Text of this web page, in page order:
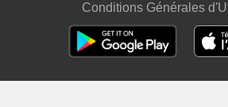
Conditions Générales